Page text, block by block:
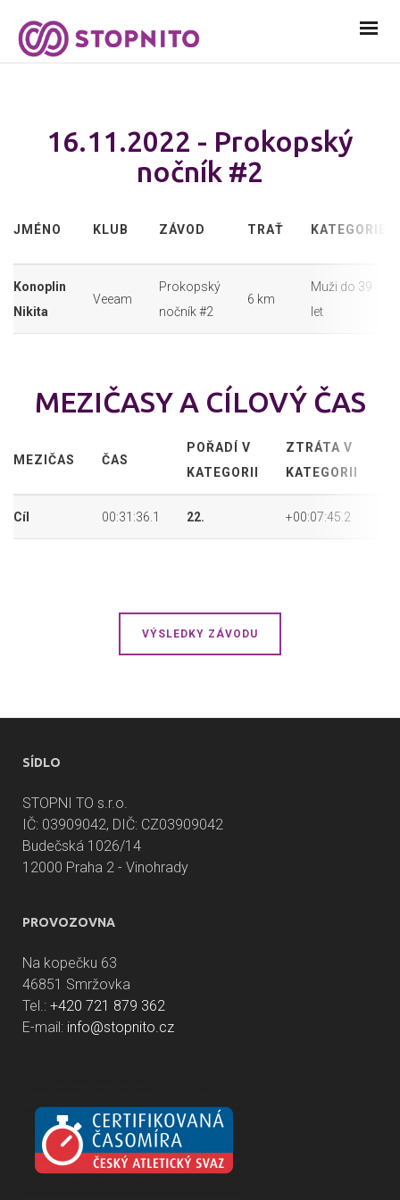
16.11.2022 - Prokopský
nočník #2
JMÉNO KLUB ZÁVOD TRAŤ KATEGORIE
Konoplin
Nikita
Veeam
Prokopský
nočník #2
6 km
Muži do 39
let
MEZIČASY A CÍLOVÝ ČAS
MEZIČAS ČAS
POŘADÍ V
KATEGORII
ZTRÁTA V
KATEGORII
Cíl 00:31:36.1 22. +00:07:45.2
VÝSLEDKY ZÁVODU
SÍDLO
STOPNI TO s.r.o.
IČ: 03909042, DIČ: CZ03909042
Budečská 1026/14
12000 Praha 2 - Vinohrady
PROVOZOVNA
Na kopečku 63
46851 Smržovka
Tel.: +420 721 879 362
E-mail: info@stopnito.cz